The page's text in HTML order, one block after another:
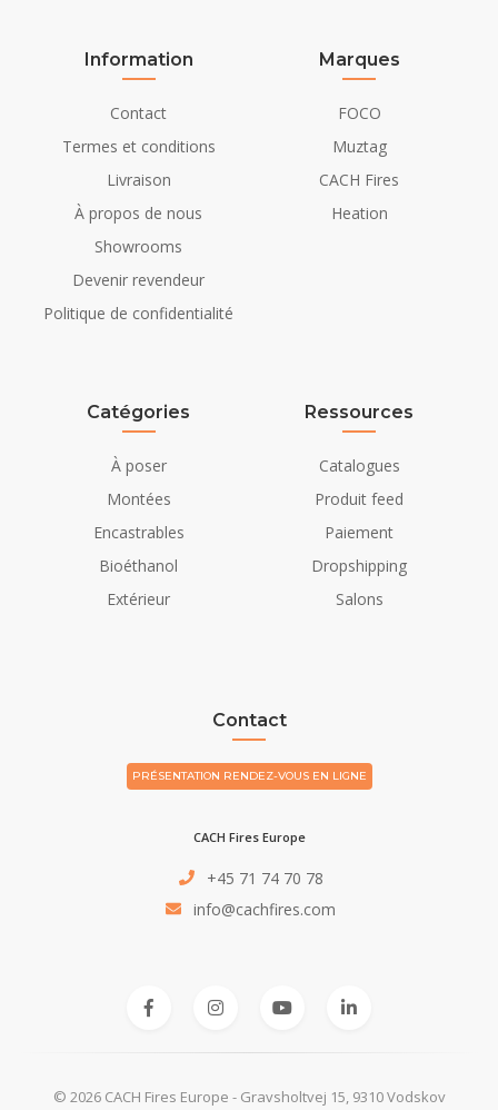
polystone
Couleur
Détails d'installation
Conduit de cheminée
Non requis
Exigences en
alimentation électrique
230V/50Hz
Information
Contact
Termes et conditions
Livraison
À propos de nous
Showrooms
Devenir revendeur
Politique de confidentialité
Marques
FOCO
Muztag
CACH Fires
Heation
Catégories
À poser
Montées
Encastrables
Bioéthanol
Extérieur
Ressources
Catalogues
Produit feed
Paiement
Dropshipping
Salons
Contact
PRÉSENTATION RENDEZ-VOUS EN LIGNE
CACH Fires Europe
+45 71 74 70 78
info@cachfires.com
© 2026 CACH Fires Europe - Gravsholtvej 15, 9310 Vodskov